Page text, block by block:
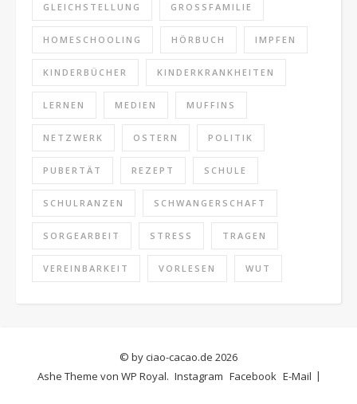
GLEICHSTELLUNG GROSSFAMILIE
HOMESCHOOLING HÖRBUCH IMPFEN
KINDERBÜCHER KINDERKRANKHEITEN
LERNEN MEDIEN MUFFINS
NETZWERK OSTERN POLITIK
PUBERTÄT REZEPT SCHULE
SCHULRANZEN SCHWANGERSCHAFT
SORGEARBEIT STRESS TRAGEN
VEREINBARKEIT VORLESEN WUT
© by ciao-cacao.de 2026
Instagram Facebook E-Mail
Ashe Theme von WP Royal.